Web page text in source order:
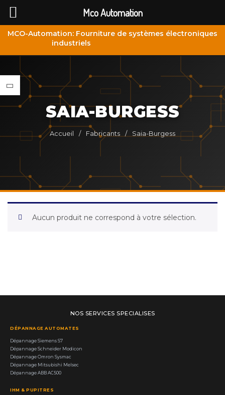
MCO-Automation: Fourniture de systèmes électroniques
industriels
SAIA-BURGESS
Accueil / Fabricants / Saia-Burgess
Aucun produit ne correspond à votre sélection.
NOS SERVICES SPECIALISES
DÉPANNAGE AUTOMATES
Dépannage Siemens S7
Dépannage Schneider Modicon
Dépannage Omron Sysmac
Dépannage Mitsubishi Melsec
Dépannage ABB AC500
IHM & PUPITRES
Mco Automation